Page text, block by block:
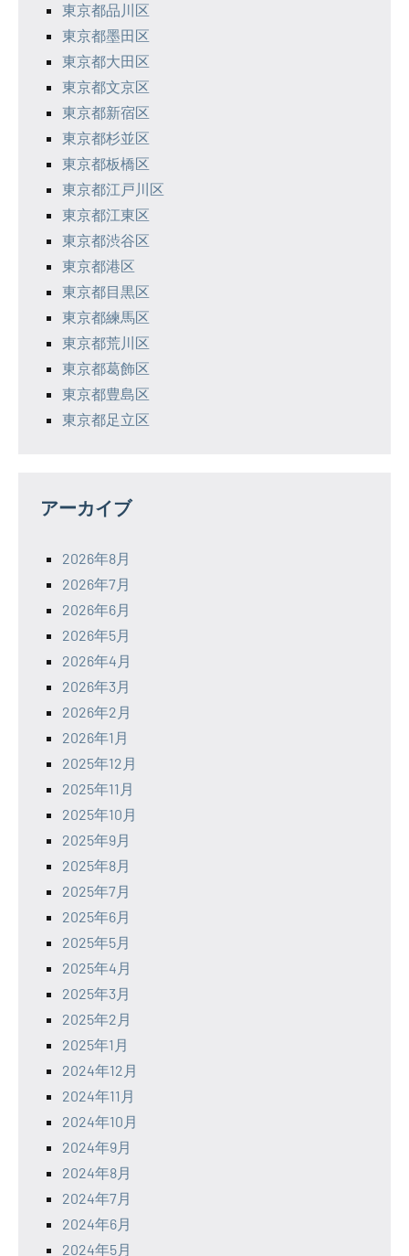
東京都品川区
東京都墨田区
東京都大田区
東京都文京区
東京都新宿区
東京都杉並区
東京都板橋区
東京都江戸川区
東京都江東区
東京都渋谷区
東京都港区
東京都目黒区
東京都練馬区
東京都荒川区
東京都葛飾区
東京都豊島区
東京都足立区
アーカイブ
2026年8月
2026年7月
2026年6月
2026年5月
2026年4月
2026年3月
2026年2月
2026年1月
2025年12月
2025年11月
2025年10月
2025年9月
2025年8月
2025年7月
2025年6月
2025年5月
2025年4月
2025年3月
2025年2月
2025年1月
2024年12月
2024年11月
2024年10月
2024年9月
2024年8月
2024年7月
2024年6月
2024年5月